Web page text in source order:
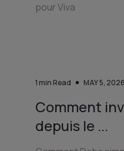
pour Viva
1 min Read MAY 5, 2026
Comment
depuis le ...